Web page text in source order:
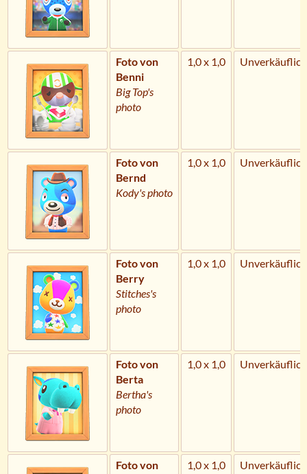
Foto von
Benni
Big Top's
photo
1,0 x 1,0 Unverkäuflich
Foto von
Bernd
Kody's photo
1,0 x 1,0 Unverkäuflich
Foto von
Berry
Stitches's
photo
1,0 x 1,0 Unverkäuflich
Foto von
Berta
Bertha's
photo
1,0 x 1,0 Unverkäuflich
Foto von
1,0 x 1,0 Unverkäuflich